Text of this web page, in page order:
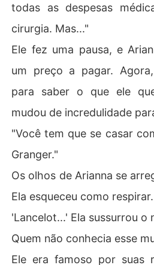
todas as despesas
cirurgia. Mas..."
Ele fez uma pausa, e
um preço a pagar.
para saber o que ele
mudou de incredulidade
"Você tem que se casar
Granger."
Os olhos de Arianna se
Ela esqueceu como respirar.
'Lancelot...' Ela sussurrou o
Quem não conhecia esse
Ele era famoso por suas